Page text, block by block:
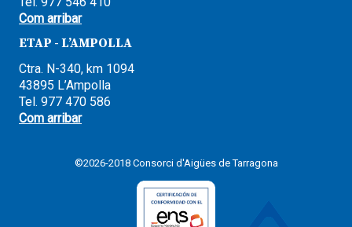
Com arribar
ETAP - L’AMPOLLA
Ctra. N-340, km 1094
43895 L’Ampolla
Tel. 977 470 586
Com arribar
©2026-2018 Consorci d'Aigües de Tarragona